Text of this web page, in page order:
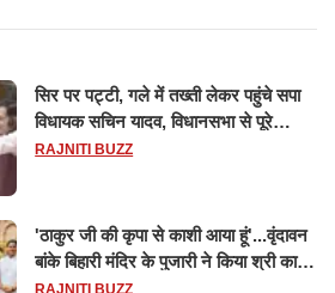
सिर पर पट्टी, गले में तख्ती लेकर पहुंचे सपा
विधायक सचिन यादव, विधानसभा से पूरे
मानसून सत्र के लिए किया गया निलंबित
RAJNITI BUZZ
'ठाकुर जी की कृपा से काशी आया हूं'...वृंदावन
बांके बिहारी मंदिर के पुजारी ने किया श्री काशी
विश्वनाथ का जलाभिषेक
RAJNITI BUZZ